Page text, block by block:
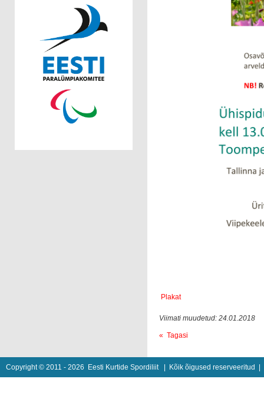
Plakat
Viimati muudetud: 24.01.2018
« Tagasi
Copyright © 2011 - 2026 Eesti Kurtide Spordiliit| Kõik õigused reserveeritud